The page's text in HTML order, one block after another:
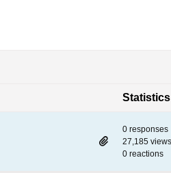
Statistics
0 responses
27,185 views
0 reactions